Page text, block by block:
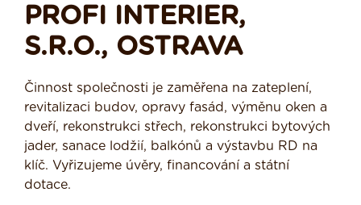
PROFI INTERIER,
S.R.O., OSTRAVA
Činnost společnosti je zaměřena na zateplení,
revitalizaci budov, opravy fasád, výměnu oken a
dveří, rekonstrukci střech, rekonstrukci bytových
jader, sanace lodžií, balkónů a výstavbu RD na
klíč. Vyřizujeme úvěry, financování a státní
dotace.